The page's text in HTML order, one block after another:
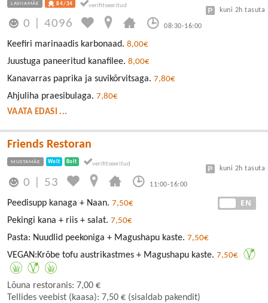
LASNAMÄE 84/34
0 |4096 08:30-16:00
kuni 2h tasuta
Keefiri marinaadis karbonaad. 8,00€
Juustuga paneeritud kanafilee. 8,00€
Kanavarras paprika ja suvikõrvitsaga. 7,80€
Ahjuliha praesibulaga. 7,80€
VAATA EDASI ...
Friends Restoran
MUSTAMÄE Wolt Bolt
0 53 11:00-16:00
kuni 2h tasuta
EN
Peedisupp kanaga + Naan. 7,50€
Pekingi kana + riis + salat. 7,50€
Pasta: Nuudlid peekoniga + Magushapu kaste. 7,50€
VEGAN:Krõbe tofu austrikastmes + Magushapu kaste. 7,50€
Lõuna restoranis: 7,00 €
Tellides veebist (kaasa): 7,50 € (sisaldab pakendit)